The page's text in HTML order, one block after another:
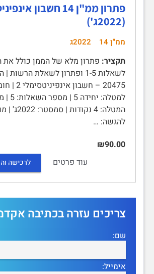
(2022ג')
ממ"ן 14 2022ג
תקציר: פתרון מלא של הממן כולל את
לשאלות 1-5 ופתרון לשאלת
20475 –
למטלה:
המטלה: 4
להגשה: …
₪90.00
עוד פרטים
לרכישה
צריכים עזרה בכתיבה
שם:
אימייל: